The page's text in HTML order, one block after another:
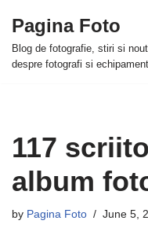
Skip
to
Pagina Foto
Blog de fotografie, stiri si
despre fotografi si
117
album
by Pagina Foto June 5,